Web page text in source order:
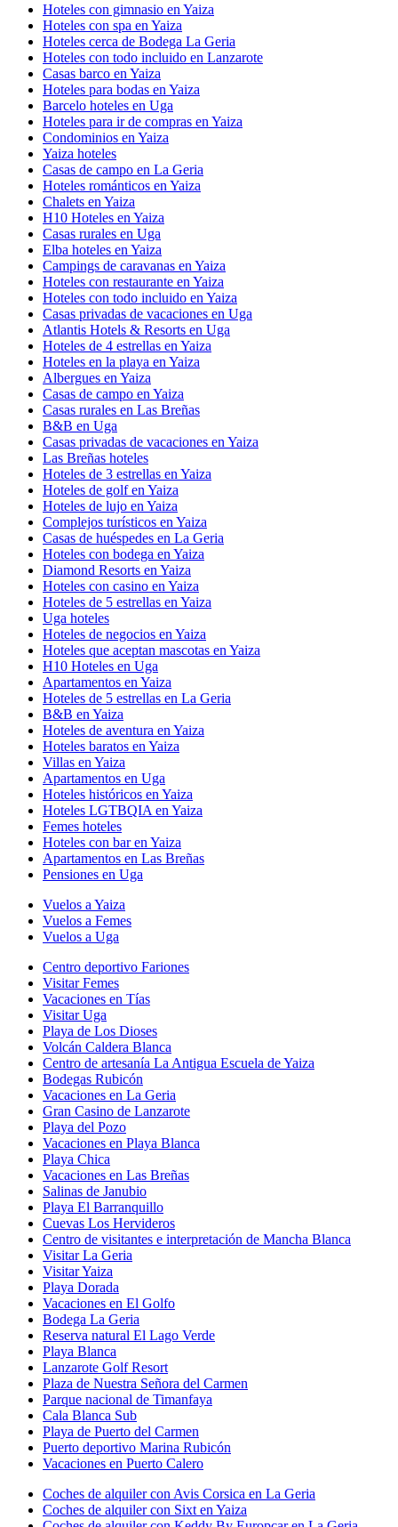
Hoteles con gimnasio en Yaiza
Hoteles con spa en Yaiza
Hoteles cerca de Bodega La Geria
Hoteles con todo incluido en Lanzarote
Casas barco en Yaiza
Hoteles para bodas en Yaiza
Barcelo hoteles en Uga
Hoteles para ir de compras en Yaiza
Condominios en Yaiza
Yaiza hoteles
Casas de campo en La Geria
Hoteles románticos en Yaiza
Chalets en Yaiza
H10 Hoteles en Yaiza
Casas rurales en Uga
Elba hoteles en Yaiza
Campings de caravanas en Yaiza
Hoteles con restaurante en Yaiza
Hoteles con todo incluido en Yaiza
Casas privadas de vacaciones en Uga
Atlantis Hotels & Resorts en Uga
Hoteles de 4 estrellas en Yaiza
Hoteles en la playa en Yaiza
Albergues en Yaiza
Casas de campo en Yaiza
Casas rurales en Las Breñas
B&B en Uga
Casas privadas de vacaciones en Yaiza
Las Breñas hoteles
Hoteles de 3 estrellas en Yaiza
Hoteles de golf en Yaiza
Hoteles de lujo en Yaiza
Complejos turísticos en Yaiza
Casas de huéspedes en La Geria
Hoteles con bodega en Yaiza
Diamond Resorts en Yaiza
Hoteles con casino en Yaiza
Hoteles de 5 estrellas en Yaiza
Uga hoteles
Hoteles de negocios en Yaiza
Hoteles que aceptan mascotas en Yaiza
H10 Hoteles en Uga
Apartamentos en Yaiza
Hoteles de 5 estrellas en La Geria
B&B en Yaiza
Hoteles de aventura en Yaiza
Hoteles baratos en Yaiza
Villas en Yaiza
Apartamentos en Uga
Hoteles históricos en Yaiza
Hoteles LGTBQIA en Yaiza
Femes hoteles
Hoteles con bar en Yaiza
Apartamentos en Las Breñas
Pensiones en Uga
Vuelos a Yaiza
Vuelos a Femes
Vuelos a Uga
Centro deportivo Fariones
Visitar Femes
Vacaciones en Tías
Visitar Uga
Playa de Los Dioses
Volcán Caldera Blanca
Centro de artesanía La Antigua Escuela de Yaiza
Bodegas Rubicón
Vacaciones en La Geria
Gran Casino de Lanzarote
Playa del Pozo
Vacaciones en Playa Blanca
Playa Chica
Vacaciones en Las Breñas
Salinas de Janubio
Playa El Barranquillo
Cuevas Los Hervideros
Centro de visitantes e interpretación de Mancha Blanca
Visitar La Geria
Visitar Yaiza
Playa Dorada
Vacaciones en El Golfo
Bodega La Geria
Reserva natural El Lago Verde
Playa Blanca
Lanzarote Golf Resort
Plaza de Nuestra Señora del Carmen
Parque nacional de Timanfaya
Cala Blanca Sub
Playa de Puerto del Carmen
Puerto deportivo Marina Rubicón
Vacaciones en Puerto Calero
Coches de alquiler con Avis Corsica en La Geria
Coches de alquiler con Sixt en Yaiza